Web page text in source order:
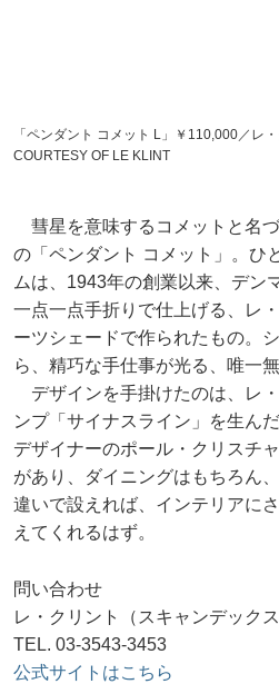
「ペンダント コメット L」￥110,000／レ
COURTESY OF LE KLINT
彗星を意味するコメットと名
の「ペンダント コメット」。ひ
ムは、1943年の創業以来、デン
一点一点手折りで仕上げる、レ
ーツシェードで作られたもの。
ら、精巧な手仕事が光る、唯一
デザインを手掛けたのは、レ
ンプ「サイナスライン」を生ん
デザイナーのポール・クリスチ
があり、ダイニングはもちろん
違いで設えれば、インテリアに
えてくれるはず。
問い合わせ
レ・クリント（スキャンデックス
TEL. 03-3543-3453
公式サイトはこちら